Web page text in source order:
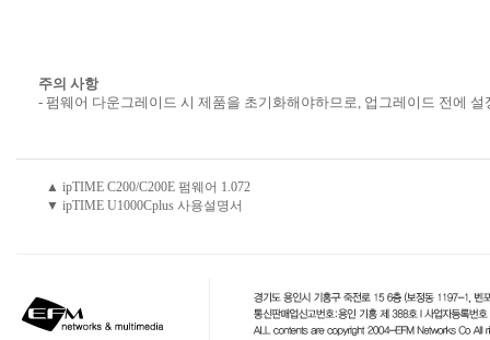
주의 사항
- 펌웨어 다운그레이드 시 제품을 초기화해야하므로, 업그레이드 전에 설
▲ ipTIME C200/C200E 펌웨어 1.072
▼ ipTIME U1000Cplus 사용설명서